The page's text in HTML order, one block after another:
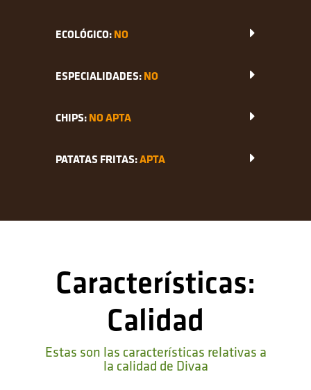
ECOLÓGICO:NO
ESPECIALIDADES:NO
CHIPS:NO APTA
PATATAS FRITAS:APTA
Características:
Calidad
Estas son las características relativas a
la calidad de Divaa